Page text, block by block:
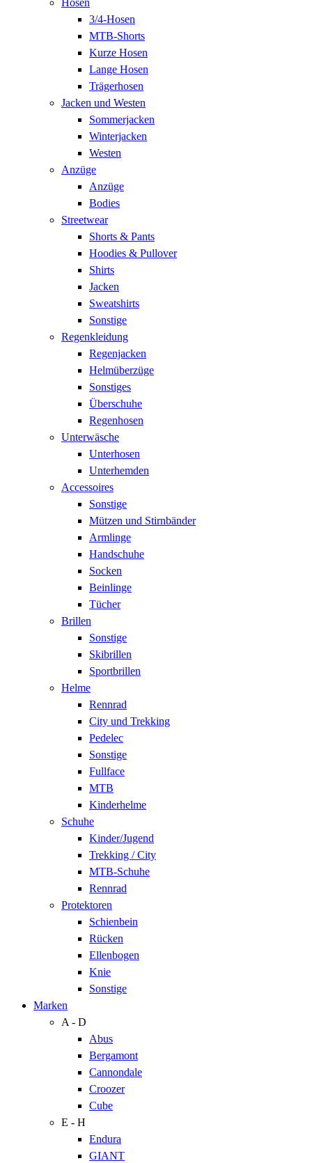
3/4-Hosen
MTB-Shorts
Kurze Hosen
Lange Hosen
Trägerhosen
Jacken und Westen
Sommerjacken
Winterjacken
Westen
Anzüge
Anzüge
Bodies
Streetwear
Shorts & Pants
Hoodies & Pullover
Shirts
Jacken
Sweatshirts
Sonstige
Regenkleidung
Regenjacken
Helmüberzüge
Sonstiges
Überschuhe
Regenhosen
Unterwäsche
Unterhosen
Unterhemden
Accessoires
Sonstige
Mützen und Stirnbänder
Armlinge
Handschuhe
Socken
Beinlinge
Tücher
Brillen
Sonstige
Skibrillen
Sportbrillen
Helme
Rennrad
City und Trekking
Pedelec
Sonstige
Fullface
MTB
Kinderhelme
Schuhe
Kinder/Jugend
Trekking / City
MTB-Schuhe
Rennrad
Protektoren
Schienbein
Rücken
Ellenbogen
Knie
Sonstige
Marken
A - D
Abus
Bergamont
Cannondale
Croozer
Cube
E - H
Endura
GIANT